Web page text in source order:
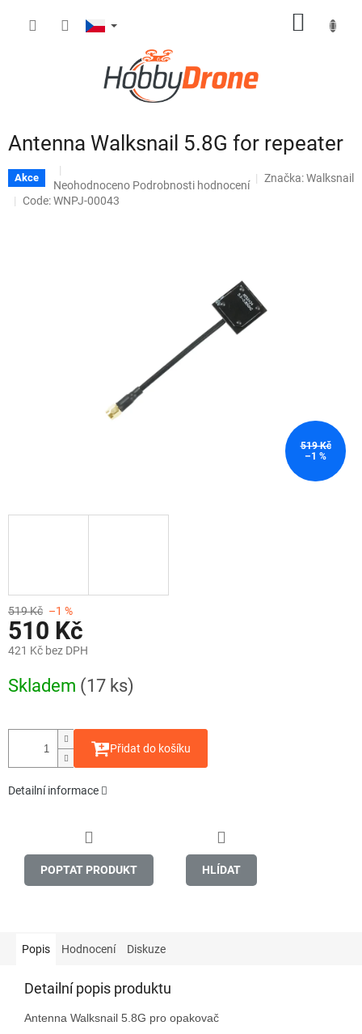
Antenna Walksnail 5.8G for repeater
Akce
Průměrné
hodnocení
Neohodnoceno Podrobnosti hodnocení
Značka:Walksnail
Code: WNPJ-00043
519 Kč
–1 %
519 Kč –1 %
510 Kč
421 Kč bez DPH
cena:
Skladem (17 ks)
Přidat do košíku
Detailní informace
POPTAT PRODUKT HLÍDAT
Popis Hodnocení Diskuze
Detailní popis produktu
Antenna Walksnail 5.8G pro opakovač